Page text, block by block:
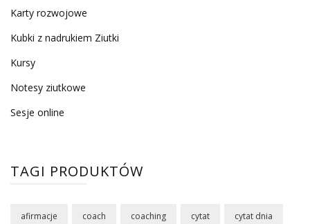
Karty rozwojowe
Kubki z nadrukiem Ziutki
Kursy
Notesy ziutkowe
Sesje online
TAGI PRODUKTÓW
afirmacje coach coaching cytat cytat dnia